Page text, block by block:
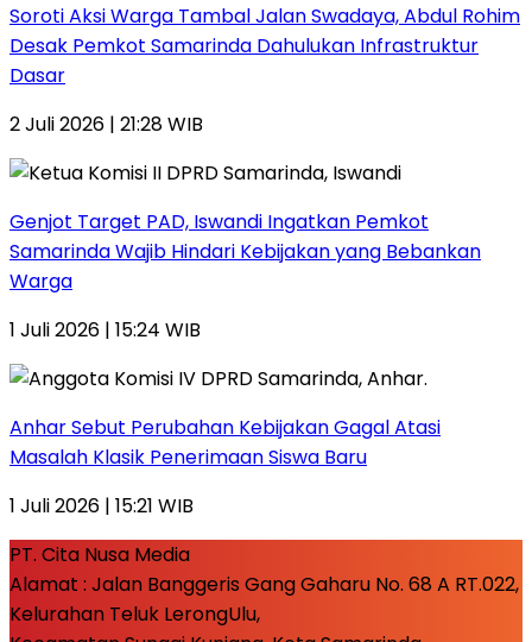
Soroti Aksi Warga Tambal Jalan Swadaya, Abdul Rohim
Desak Pemkot Samarinda Dahulukan Infrastruktur
Dasar
2 Juli 2026 | 21:28 WIB
Genjot Target PAD, Iswandi Ingatkan Pemkot
Samarinda Wajib Hindari Kebijakan yang Bebankan
Warga
1 Juli 2026 | 15:24 WIB
Anhar Sebut Perubahan Kebijakan Gagal Atasi
Masalah Klasik Penerimaan Siswa Baru
1 Juli 2026 | 15:21 WIB
PT. Cita Nusa Media
Alamat : Jalan Banggeris Gang Gaharu No. 68 A RT.022,
Kelurahan Teluk LerongUlu,